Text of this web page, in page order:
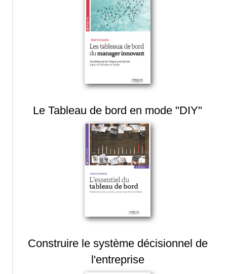
Le Tableau de bord en mode "DIY"
Construire le système décisionnel de
l'entreprise